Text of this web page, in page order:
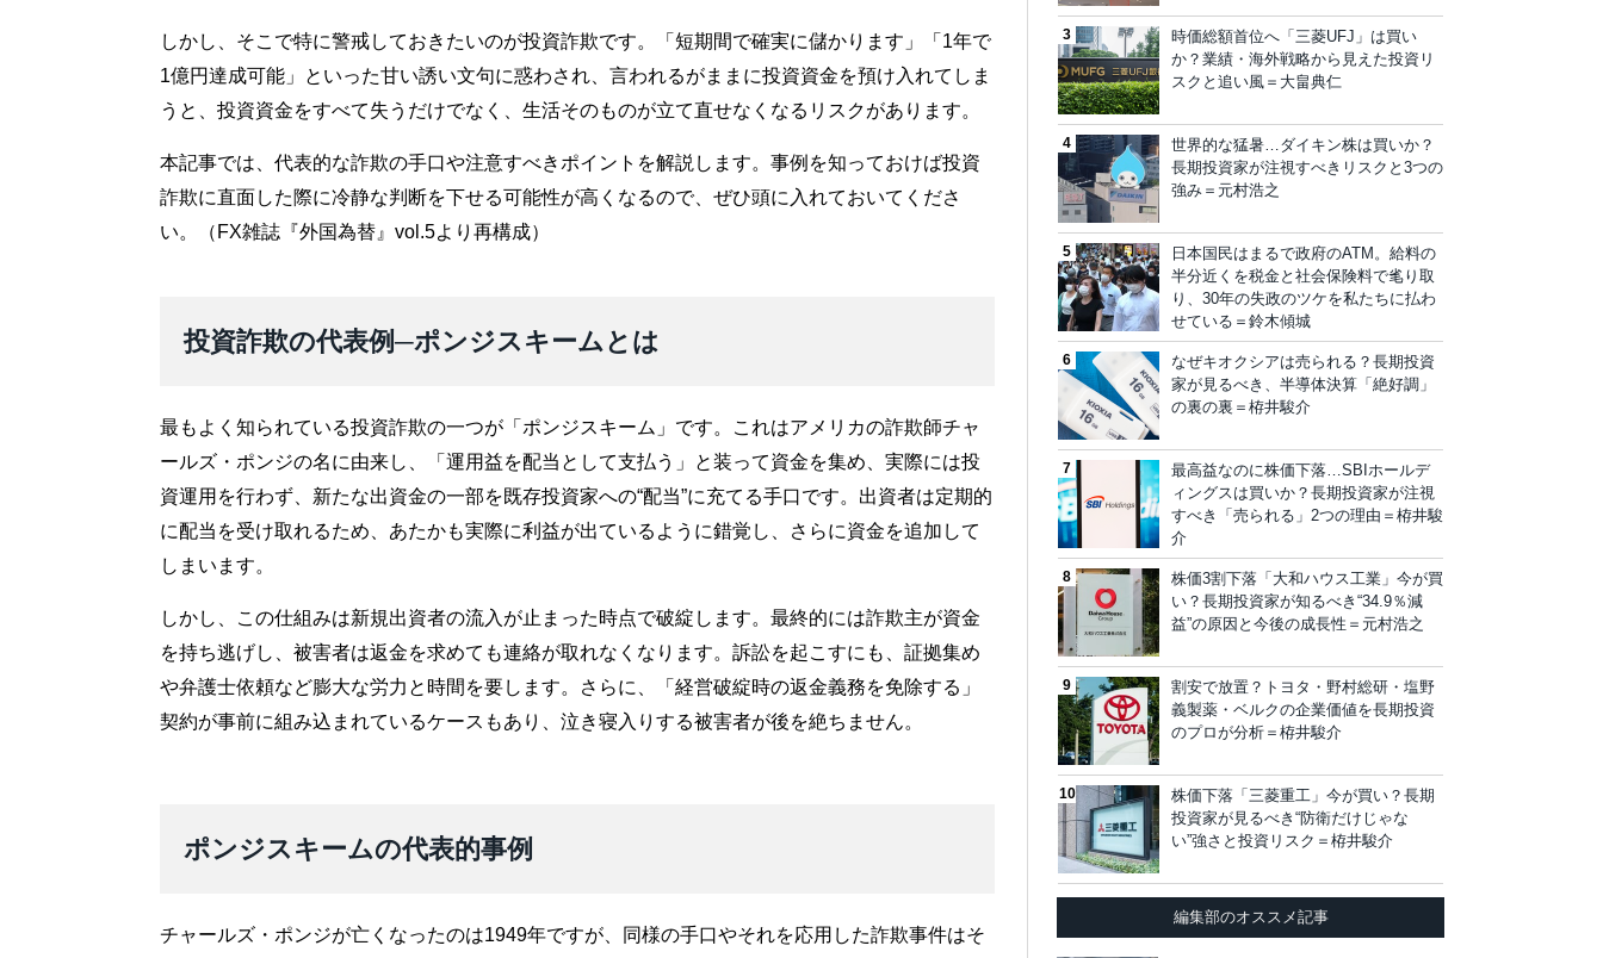
しかし、そこで特に警戒しておきたいのが投資詐欺です。「短期間で確実に儲かります」「1年で
1億円達成可能」といった甘い誘い文句に惑わされ、言われるがままに投資資金を預け入れてしま
うと、投資資金をすべて失うだけでなく、生活そのものが立て直せなくなるリスクがあります。
本記事では、代表的な詐欺の手口や注意すべきポイントを解説します。事例を知っておけば投資
詐欺に直面した際に冷静な判断を下せる可能性が高くなるので、ぜひ頭に入れておいてくださ
い。（FX雑誌『外国為替』vol.5より再構成）
投資詐欺の代表例─ポンジスキームとは
最もよく知られている投資詐欺の一つが「ポンジスキーム」です。これはアメリカの詐欺師チャ
ールズ・ポンジの名に由来し、「運用益を配当として支払う」と装って資金を集め、実際には投
資運用を行わず、新たな出資金の一部を既存投資家への“配当”に充てる手口です。出資者は定期的
に配当を受け取れるため、あたかも実際に利益が出ているように錯覚し、さらに資金を追加して
しまいます。
しかし、この仕組みは新規出資者の流入が止まった時点で破綻します。最終的には詐欺主が資金
を持ち逃げし、被害者は返金を求めても連絡が取れなくなります。訴訟を起こすにも、証拠集め
や弁護士依頼など膨大な労力と時間を要します。さらに、「経営破綻時の返金義務を免除する」
契約が事前に組み込まれているケースもあり、泣き寝入りする被害者が後を絶ちません。
ポンジスキームの代表的事例
チャールズ・ポンジが亡くなったのは1949年ですが、同様の手口やそれを応用した詐欺事件はそ
時価総額首位へ「三菱UFJ」は買い
か？業績・海外戦略から見えた投資リ
スクと追い風＝大畠典仁
世界的な猛暑…ダイキン株は買いか？
長期投資家が注視すべきリスクと3つの
強み＝元村浩之
日本国民はまるで政府のATM。給料の
半分近くを税金と社会保険料で毟り取
り、30年の失政のツケを私たちに払わ
せている＝鈴木傾城
なぜキオクシアは売られる？長期投資
家が見るべき、半導体決算「絶好調」
の裏の裏＝栫井駿介
最高益なのに株価下落…SBIホールデ
ィングスは買いか？長期投資家が注視
すべき「売られる」2つの理由＝栫井駿
介
株価3割下落「大和ハウス工業」今が買
い？長期投資家が知るべき“34.9％減
益”の原因と今後の成長性＝元村浩之
割安で放置？トヨタ・野村総研・塩野
義製薬・ベルクの企業価値を長期投資
のプロが分析＝栫井駿介
株価下落「三菱重工」今が買い？長期
投資家が見るべき“防衛だけじゃな
い”強さと投資リスク＝栫井駿介
編集部のオススメ記事